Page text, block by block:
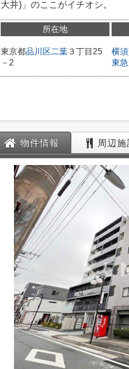
大井)」のここがイチオシ。
所在地
東京都品川区二葉 ３丁目25
－2
横
東
物件情報 周辺施